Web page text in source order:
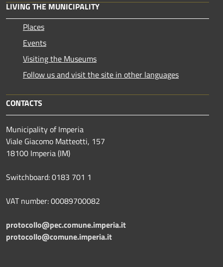
LIVING THE MUNICIPALITY
Places
Events
Visiting the Museums
Follow us and visit the site in other languages
CONTACTS
Municipality of Imperia
Viale Giacomo Matteotti, 157
18100 Imperia (IM)
Switchboard: 0183 701 1
VAT number: 00089700082
protocollo@pec.comune.imperia.it
protocollo@comune.imperia.it